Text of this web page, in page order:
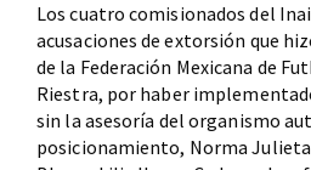
Los cuatro comisionados del
acusaciones de extorsión que
de la Federación Mexicana de
Riestra, por haber
sin la asesoría del organismo
posicionamiento, Norma Julieta